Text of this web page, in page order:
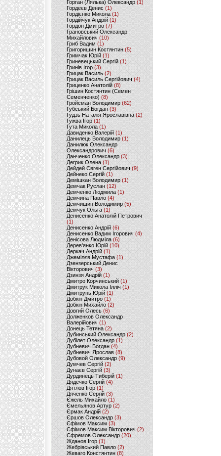
Горган (Лялька) Олександр(1)
Гордеєв Денис (1)
Гордієнко Микола (1)
Гордійчук Андрій (1)
Гордон Дмитро (7)
Грановський Олександр
Михайлович (10)
Гриб Вадим (1)
Григоришин Костянтин (5)
Гримчак Юрій(1)
Гриневецький Сергій(1)
Гринів Ігор (3)
Грицак Василь (2)
Грицак Василь Сергійович (4)
Гриценко Анатолій (8)
Грішин Костянтин (Семен
Семенченко)(8)
Гройсман Володимир(62)
Губський Богдан (3)
Гудзь Наталія Ярославівна(2)
Гужва Ігор (1)
Гута Микола (1)
Давиденко Валерій (1)
Данилець Володимир(1)
Данилюк Олександр
Олександрович (6)
Данченко Олександр (3)
Дегрик Олена(1)
Дейдей Євген Сергійович(9)
Дейнеко Сергій (1)
Демішкан Володимир(1)
Демчак Руслан (12)
Демченко Людмила (1)
Демчина Павло (4)
Демчишин Володимир (5)
Демчук Ольга(1)
Денисенко Анатолій Петрович
(1)
Денисенко Андрій (6)
Денисенко Вадим Ігорович (4)
Денісова Людміла(6)
Дерев'янко Юрій(10)
Деркач Андрій(1)
Джемілєв Мустафа (1)
Дзензерський Денис
Вікторович (3)
Дзинзя Андрій (1)
Дмитро Корчинський (1)
Дмитрук Микола Ілліч (1)
Дмитрунь Юрій (1)
Добкін Дмитро(1)
Добкін Михайло (2)
Довгий Олесь (6)
Долженков Олександр
Валерійович (1)
Донець Тетяна (2)
Дубинський Олександр(2)
Дубілет Олександр (1)
Дубневич Богдан (4)
Дубневич Ярослав (8)
Дубовой Олександр(9)
Думчев Сергій (2)
Дунаєв Сергій(3)
Дурдинець Тиберій (1)
Дядечко Сергій (4)
Дятлов Ігор (1)
Дяченко Сергій (3)
Єжель Михайло (1)
Ємельянов Артур (2)
Єрмак Андрій (2)
Єршов Олександр (3)
Єфімов Максим (3)
Єфімов Максим Вікторович (2)
Єфремов Олександр (20)
Жданов Ігор (1)
Жебрівський Павло (2)
Жеваго Констянтин (8)